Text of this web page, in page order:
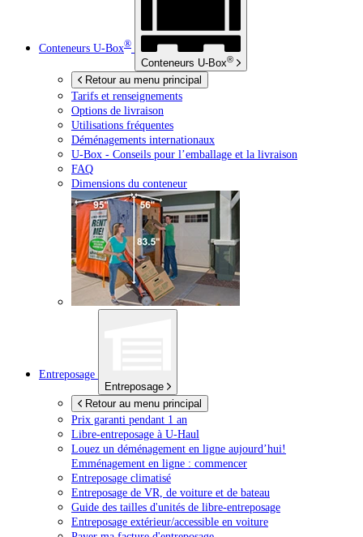
Conteneurs U-Box®
Conteneurs U-Box®
Retour au menu principal
Tarifs et renseignements
Options de livraison
Utilisations fréquentes
Déménagements internationaux
U-Box - Conseils pour l’emballage et la livraison
FAQ
Dimensions du conteneur
Entreposage
Entreposage
Retour au menu principal
Prix garanti pendant 1 an
Libre-entreposage à U-Haul
Louez un déménagement en ligne aujourd’hui!
Emménagement en ligne : commencer
Entreposage climatisé
Entreposage de VR, de voiture et de bateau
Guide des tailles d'unités de libre-entreposage
Entreposage extérieur/accessible en voiture